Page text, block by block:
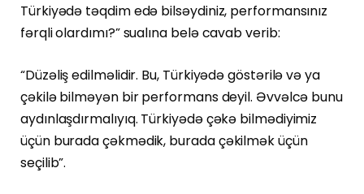
Türkiyədə təqdim edə bilsəydiniz, performansınız
fərqli olardımı?” sualına belə cavab verib:
“Düzəliş edilməlidir. Bu, Türkiyədə göstərilə və ya
çəkilə bilməyən bir performans deyil. Əvvəlcə bunu
aydınlaşdırmalıyıq. Türkiyədə çəkə bilmədiyimiz
üçün burada çəkmədik, burada çəkilmək üçün
seçilib”.